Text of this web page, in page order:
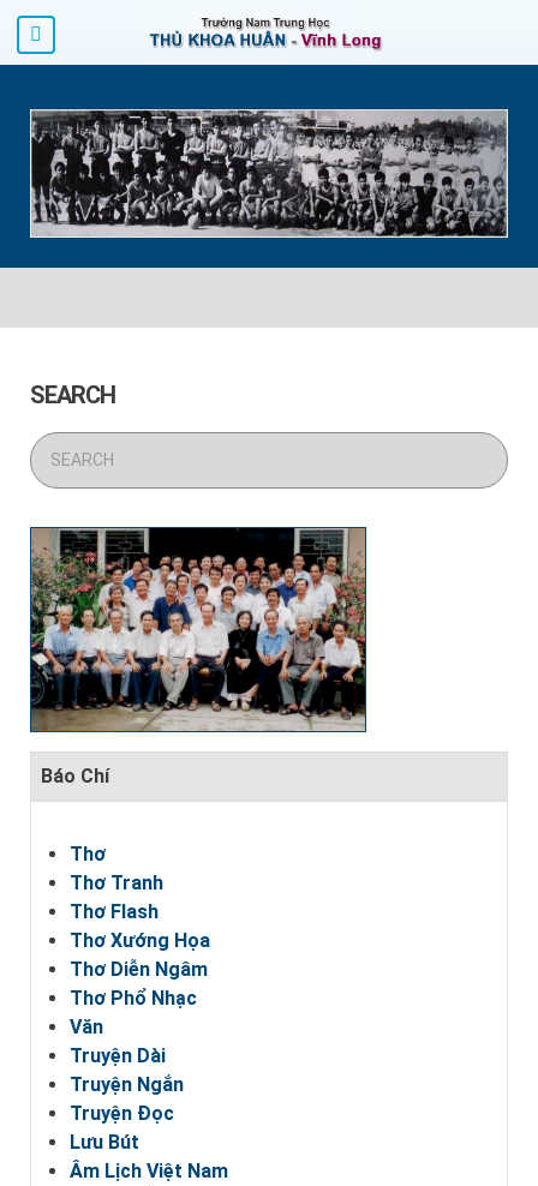
SEARCH
Báo Chí
Thơ
Thơ Tranh
Thơ Flash
Thơ Xướng Họa
Thơ Diễn Ngâm
Thơ Phổ Nhạc
Văn
Truyện Dài
Truyện Ngắn
Truyện Đọc
Lưu Bút
Âm Lịch Việt Nam